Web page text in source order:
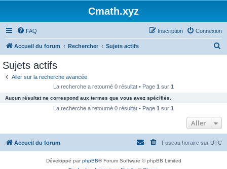
Cmath.xyz
FAQ Connexion
Inscription
Accueil du forum Rechercher Sujets actifs
c
e
Sujets actifs
Aller sur la recherche avancée
La recherche a retourné 0 résultat • Page 1 sur 1
Aucun résultat ne correspond aux termes que vous avez spécifiés.
La recherche a retourné 0 résultat • Page 1 sur 1
Aller
Accueil du forum Fuseau horaire sur UTC
Développé parphpBB® Forum Software © phpBB Limited